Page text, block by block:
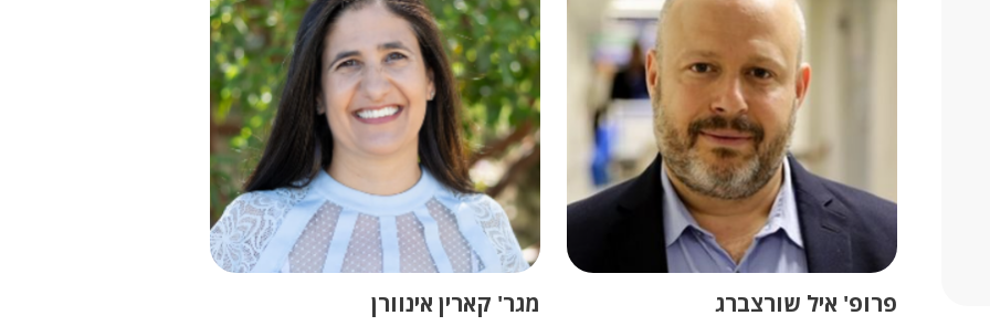
פרופ' איל שורצברג מגר' קארין אינוורן